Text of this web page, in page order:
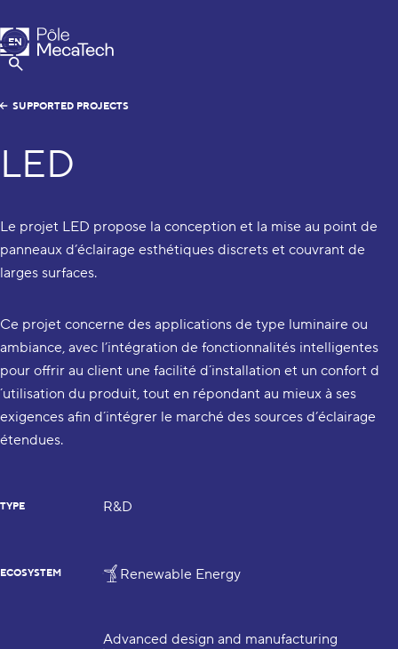
MecaTech
Menu
Show Search
EN
FR
SUPPORTED PROJECTS
LED
Le projet LED propose la conception et la mise au point de
panneaux d’éclairage esthétiques discrets et couvrant de
larges surfaces.
Ce projet concerne des applications de type luminaire ou
ambiance, avec l’intégration de fonctionnalités intelligentes
pour offrir au client une facilité d´installation et un confort d
´utilisation du produit, tout en répondant au mieux à ses
exigences afin d´intégrer le marché des sources d’éclairage
étendues.
TYPE R&D
ECOSYSTEM Renewable Energy
Advanced design and manufacturing